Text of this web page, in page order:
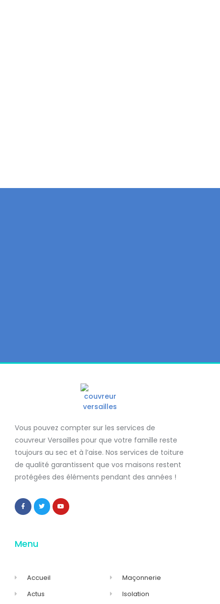
Vous pouvez compter sur les services de
couvreur Versailles pour que votre famille reste
toujours au sec et à l’aise. Nos services de toiture
de qualité garantissent que vos maisons restent
protégées des éléments pendant des années !
Menu
Accueil
Actus
Maçonnerie
Isolation